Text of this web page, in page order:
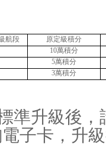
航段
原定級積分
10萬積分
5萬積分
3萬積分
準升級後，
子卡 ，升